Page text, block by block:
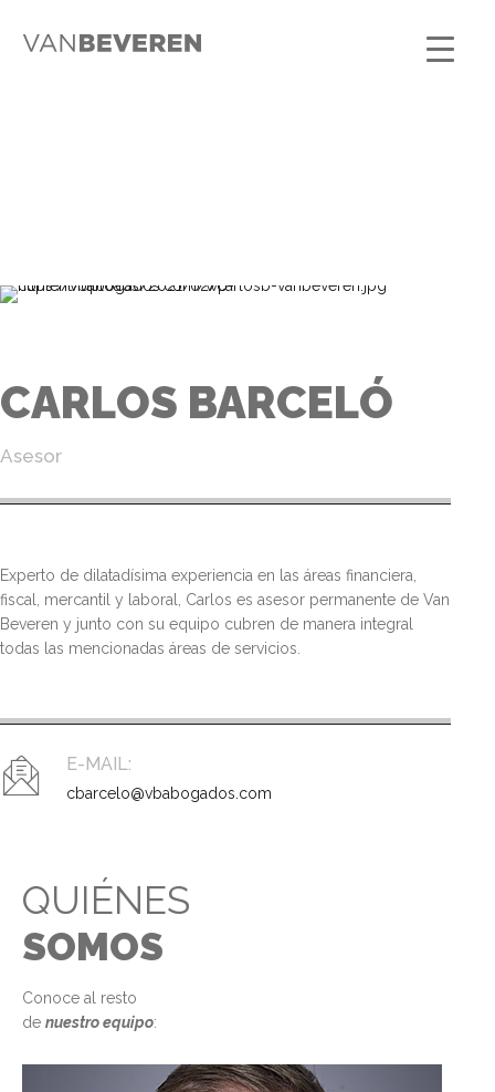
CARLOS BARCELÓ
Asesor
Experto de dilatadísima experiencia en las áreas financiera,
fiscal, mercantil y laboral, Carlos es asesor permanente de Van
Beveren y junto con su equipo cubren de manera integral
todas las mencionadas áreas de servicios.
E-MAIL:
cbarcelo@vbabogados.com
QUIÉNES
SOMOS
Conoce al resto
de nuestro equipo: